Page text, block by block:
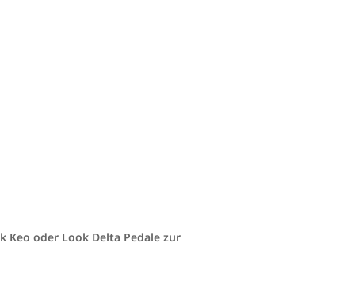
Keo oder Look Delta Pedale zur